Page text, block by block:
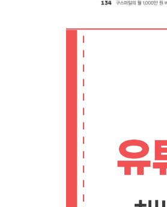
유튜브 알고리즘이 상단
최신 영상이 유리하다
내 영상을 상단에 띄우는
LESSON 08 이렇게 하
1 이렇게 설정하면 검색
[실천 노트] 유튜브 키워
2 구독해달라고 요청하자
3 피크 타임 2시간 전 법
4 한국에는 한국어로,
초보 유튜버를 위한 Q&A